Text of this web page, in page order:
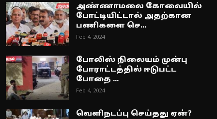
அண்ணாமலை கோவையில்
போட்டியிட்டால் அதற்கான
பணிகளை செ...
Feb 4, 2024
போலிஸ் நிலையம் முன்பு
போராட்டத்தில் ஈடுபட்ட
போதை ...
Feb 4, 2024
வெளிநடப்பு செய்தது ஏன்?